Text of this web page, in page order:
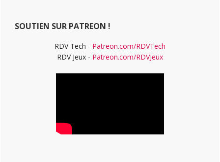
SOUTIEN SUR PATREON !
RDV Tech - Patreon.com/RDVTech
RDV Jeux - Patreon.com/RDVJeux